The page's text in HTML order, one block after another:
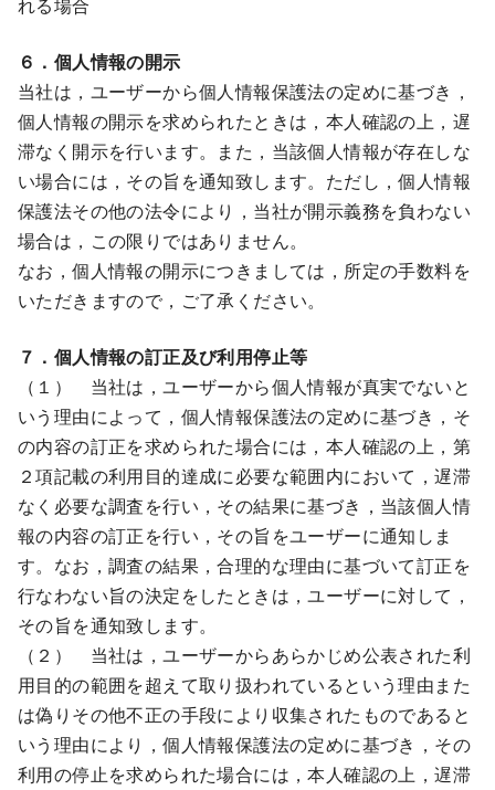
れる場合
６．個人情報の開示
当社は，ユーザーから個人情報保護法の定めに基づき，
個人情報の開示を求められたときは，本人確認の上，遅
滞なく開示を行います。また，当該個人情報が存在しな
い場合には，その旨を通知致します。ただし，個人情報
保護法その他の法令により，当社が開示義務を負わない
場合は，この限りではありません。
なお，個人情報の開示につきましては，所定の手数料を
いただきますので，ご了承ください。
７．個人情報の訂正及び利用停止等
（１） 当社は，ユーザーから個人情報が真実でないと
いう理由によって，個人情報保護法の定めに基づき，そ
の内容の訂正を求められた場合には，本人確認の上，第
２項記載の利用目的達成に必要な範囲内において，遅滞
なく必要な調査を行い，その結果に基づき，当該個人情
報の内容の訂正を行い，その旨をユーザーに通知しま
す。なお，調査の結果，合理的な理由に基づいて訂正を
行なわない旨の決定をしたときは，ユーザーに対して，
その旨を通知致します。
（２） 当社は，ユーザーからあらかじめ公表された利
用目的の範囲を超えて取り扱われているという理由また
は偽りその他不正の手段により収集されたものであると
いう理由により，個人情報保護法の定めに基づき，その
利用の停止を求められた場合には，本人確認の上，遅滞